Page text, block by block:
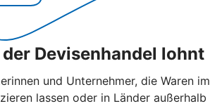
Devisenhandel lohnt
und Unternehmer, die Waren im
lassen oder in Länder außerhalb